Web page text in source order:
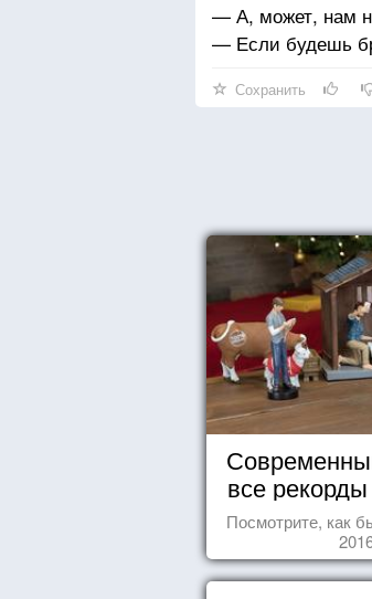
— А, может, нам
— Если будешь
Сохранить
все
Посмотрите, как